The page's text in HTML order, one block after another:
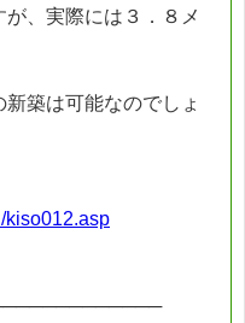
、実際には３．８メ
築は可能なのでしょ
kiso012.asp